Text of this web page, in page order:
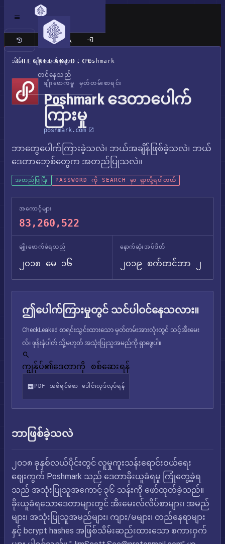
CHECKLEAKED.CC
တင်နေသည်
ကလက်စစ် ဆိုက်
အိမ် / ချိုးဖောက်မှုများ / Poshmark
ချိုးဖောက်မှု မှတ်တမ်းစာရင်း
Poshmark ဒေတာပေါက်
ကြားမှု
poshmark.com
ဘာတွေပေါက်ကြားခဲ့သလဲ၊ ဘယ်အချိန်ဖြစ်ခဲ့သလဲ၊ ဘယ်
ဒေတာဘေ့စ်တွေက အတည်ပြုသလဲ။
အတည်ပြုပြီး PASSWORD ကို SEARCH မှာ ရှာလို့ရပါတယ်
အကောင့်များ
83,260,522
ချိုးဖောက်ခံရသည်
၂၀၁၈ မေ ၁၆
နောက်ဆုံးအပ်ဒိတ်
၂၀၁၉ စက်တင်ဘာ ၂
ဤပေါက်ကြားမှုတွင် သင်ပါဝင်နေသလား။
CheckLeaked စာရင်းသွင်းထားသော မှတ်တမ်းအားလုံးတွင် သင့်အီးမေး
လ်၊ ဖုန်းနံပါတ် သို့မဟုတ် အသုံးပြုသူအမည်ကို ရှာဖွေပါ။
ကျွန်ုပ်၏ဒေတာကို စစ်ဆေးရန်
PDF အစီရင်ခံစာ ဒေါင်းလုဒ်လုပ်ရန်
ဘာဖြစ်ခဲ့သလဲ
၂၀၁၈ ခုနှစ်လယ်ပိုင်းတွင် လူမှုကူးသန်းရောင်းဝယ်ရေး
ဈေးကွက် Poshmark သည် ဒေတာခိုးယူခံရမှု ကြုံတွေ့ခဲ့ရ
သည် အသုံးပြုသူအကောင့် ၃၆ သန်းကို ဖော်ထုတ်ခဲ့သည်။
ခိုးယူခံရသောဒေတာများတွင် အီးမေးလ်လိပ်စာများ၊ အမည်
များ၊ အသုံးပြုသူအမည်များ၊ ကျား/မများ၊ တည်နေရာများ
နှင့် bcrypt hashes အဖြစ်သိမ်းဆည်းထားသော စကားဝှက်